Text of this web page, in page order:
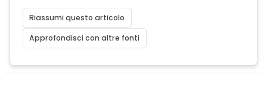
Riassumi questo articolo
Approfondisci con altre fonti